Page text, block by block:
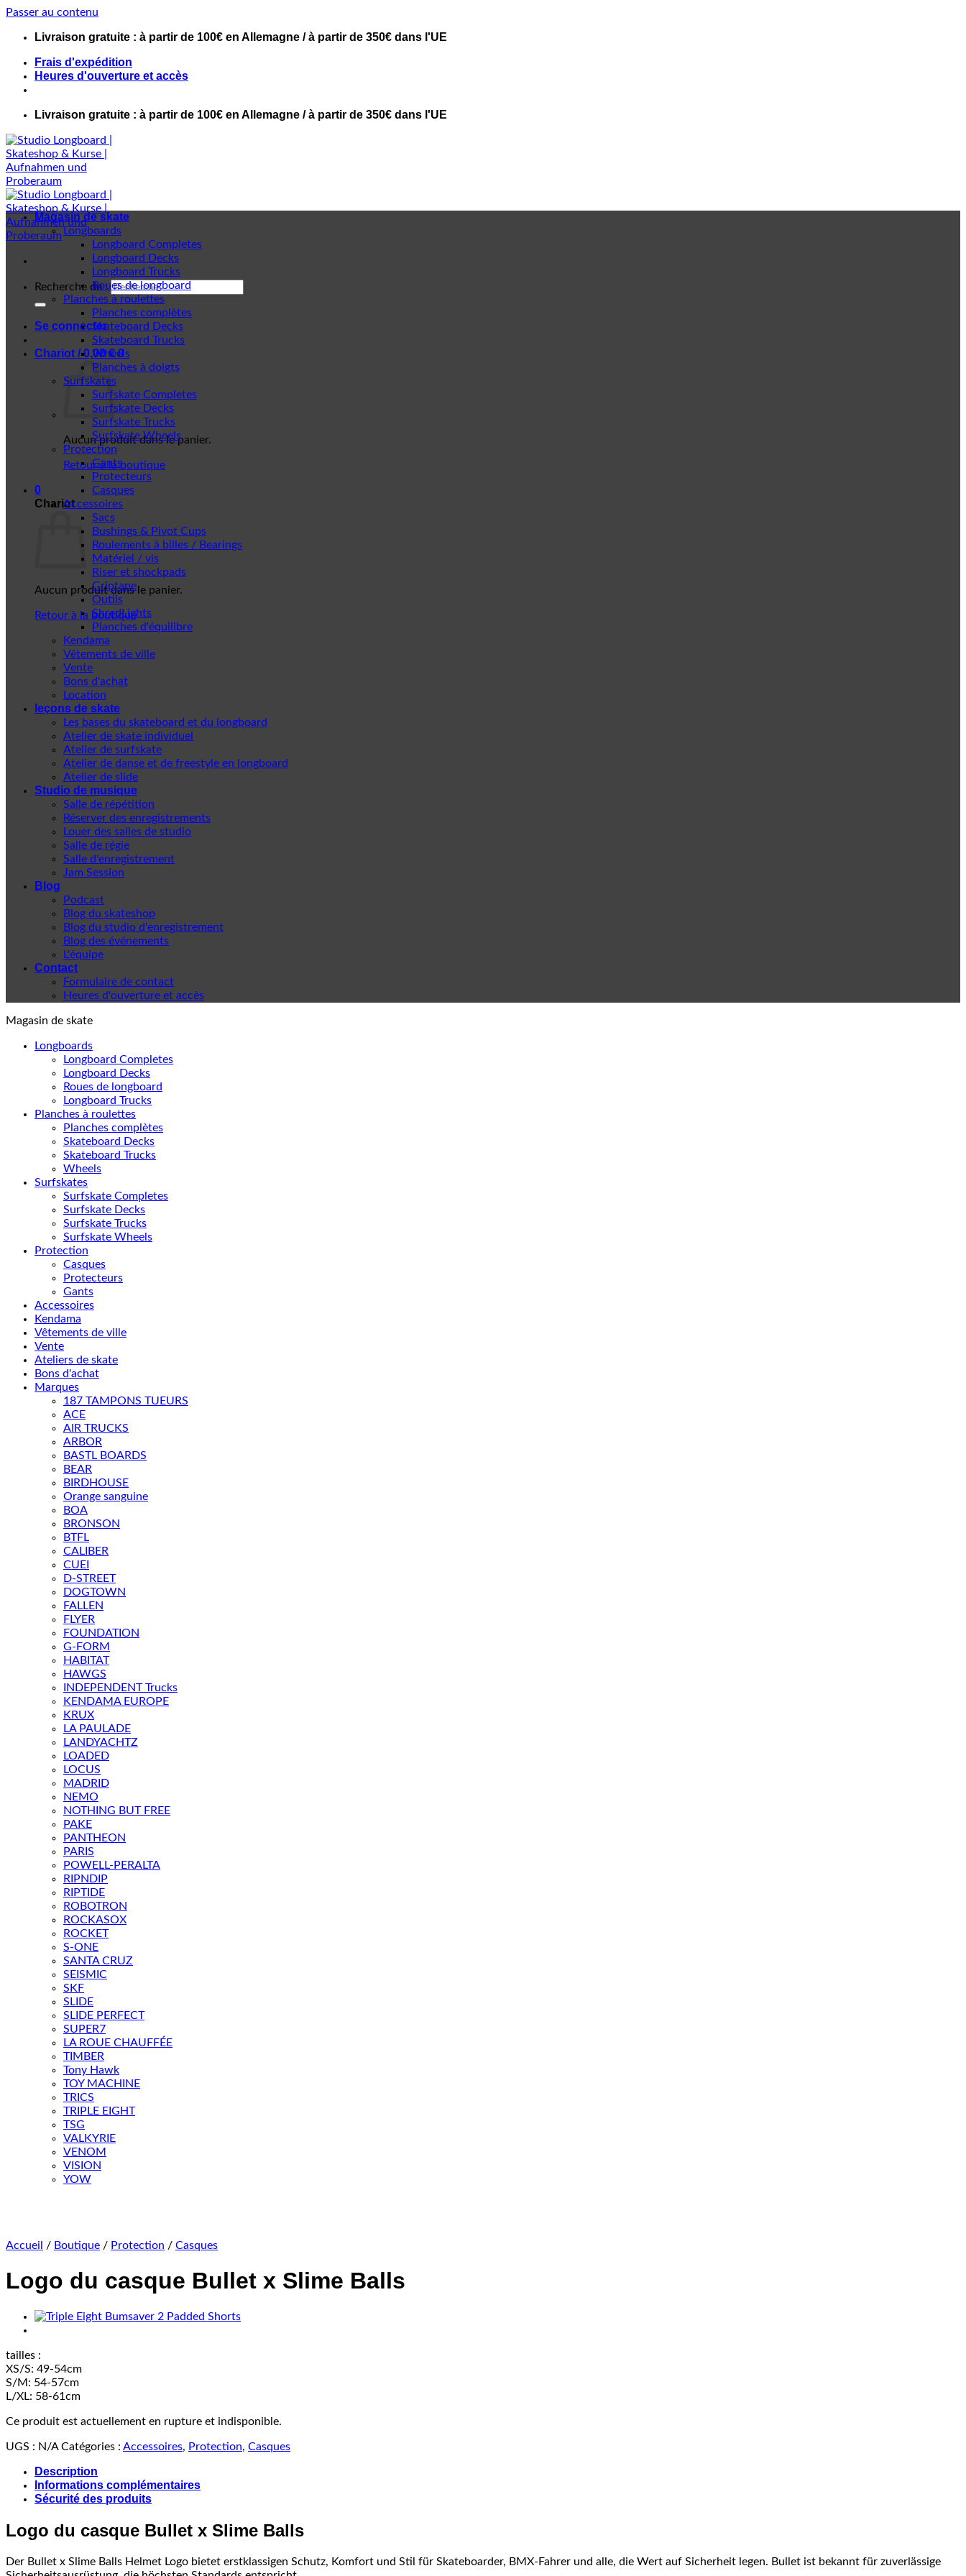
Passer au contenu
Livraison gratuite : à partir de 100€ en Allemagne / à partir de 350€ dans l'UE
Frais d'expédition
Heures d'ouverture et accès
Livraison gratuite : à partir de 100€ en Allemagne / à partir de 350€ dans l'UE
Recherche de :
Se connecter
Chariot /0,00€ 0
Aucun produit dans le panier.
Retour à la boutique
0
Chariot
Aucun produit dans le panier.
Retour à la boutique
Magasin de skate
Longboards
Longboard Completes
Longboard Decks
Longboard Trucks
Roues de longboard
Planches à roulettes
Planches complètes
Skateboard Decks
Skateboard Trucks
Wheels
Planches à doigts
Surfskates
Surfskate Completes
Surfskate Decks
Surfskate Trucks
Surfskate Wheels
Protection
Gants
Protecteurs
Casques
Accessoires
Sacs
Bushings & Pivot Cups
Roulements à billes / Bearings
Matériel / vis
Riser et shockpads
Griptape
Outils
ShredLights
Planches d'équilibre
Kendama
Vêtements de ville
Vente
Bons d'achat
Location
leçons de skate
Les bases du skateboard et du longboard
Atelier de skate individuel
Atelier de surfskate
Atelier de danse et de freestyle en longboard
Atelier de slide
Studio de musique
Salle de répétition
Réserver des enregistrements
Louer des salles de studio
Salle de régie
Salle d'enregistrement
Jam Session
Blog
Podcast
Blog du skateshop
Blog du studio d'enregistrement
Blog des événements
L'équipe
Contact
Formulaire de contact
Heures d'ouverture et accès
Magasin de skate
Longboards
Longboard Completes
Longboard Decks
Roues de longboard
Longboard Trucks
Planches à roulettes
Planches complètes
Skateboard Decks
Skateboard Trucks
Wheels
Surfskates
Surfskate Completes
Surfskate Decks
Surfskate Trucks
Surfskate Wheels
Protection
Casques
Protecteurs
Gants
Accessoires
Kendama
Vêtements de ville
Vente
Ateliers de skate
Bons d'achat
Marques
187 TAMPONS TUEURS
ACE
AIR TRUCKS
ARBOR
BASTL BOARDS
BEAR
BIRDHOUSE
Orange sanguine
BOA
BRONSON
BTFL
CALIBER
CUEI
D-STREET
DOGTOWN
FALLEN
FLYER
FOUNDATION
G-FORM
HABITAT
HAWGS
INDEPENDENT Trucks
KENDAMA EUROPE
KRUX
LA PAULADE
LANDYACHTZ
LOADED
LOCUS
MADRID
NEMO
NOTHING BUT FREE
PAKE
PANTHEON
PARIS
POWELL-PERALTA
RIPNDIP
RIPTIDE
ROBOTRON
ROCKASOX
ROCKET
S-ONE
SANTA CRUZ
SEISMIC
SKF
SLIDE
SLIDE PERFECT
SUPER7
LA ROUE CHAUFFÉE
TIMBER
Tony Hawk
TOY MACHINE
TRICS
TRIPLE EIGHT
TSG
VALKYRIE
VENOM
VISION
YOW
Accueil / Boutique / Protection / Casques
Logo du casque Bullet x Slime Balls
tailles :
XS/S: 49-54cm
S/M: 54-57cm
L/XL: 58-61cm
Ce produit est actuellement en rupture et indisponible.
UGS : N/A Catégories : Accessoires, Protection, Casques
Description
Informations complémentaires
Sécurité des produits
Logo du casque Bullet x Slime Balls
Der Bullet x Slime Balls Helmet Logo bietet erstklassigen Schutz, Komfort und Stil für Skateboarder, BMX-Fahrer und alle, die Wert auf Sicherheit legen. Bullet ist bekannt für zuverlässige